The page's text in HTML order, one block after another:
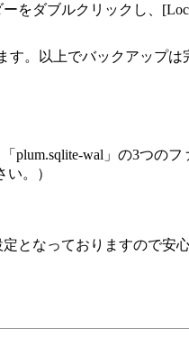
をダブルクリックし、
す。以上でバックアップは
plum.sqlite-wal」の3つの
。）
となっておりますので安